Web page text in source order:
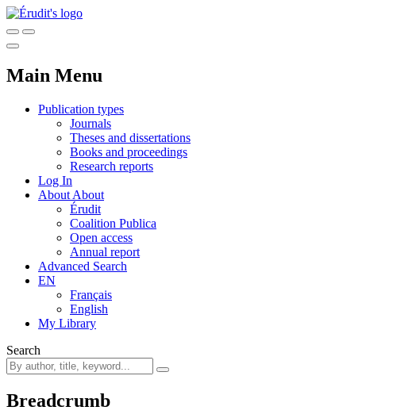
Main Menu
Publication types
Journals
Theses and dissertations
Books and proceedings
Research reports
Log In
About About
Érudit
Coalition Publica
Open access
Annual report
Advanced Search
EN
Français
English
My Library
Search
Breadcrumb